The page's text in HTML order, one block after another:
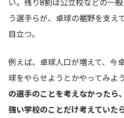
い。残り8割は公立校などの一
う選手らが、卓球の裾野を支え
目立つ。
例えば、卓球人口が増えて、今
球をやらせようとかやってみよ
の選手のことを考えなかったら
強い学校のことだけ考えていた